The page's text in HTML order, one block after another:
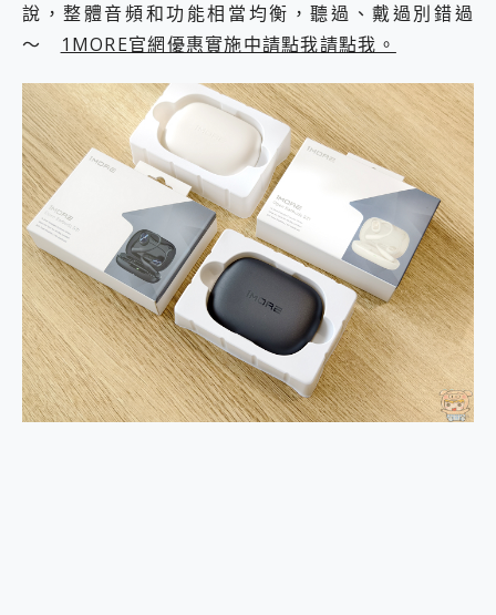
說，整體音頻和功能相當均衡，聽過、戴過別錯過
～
1MORE官網優惠實施中請點我請點我。